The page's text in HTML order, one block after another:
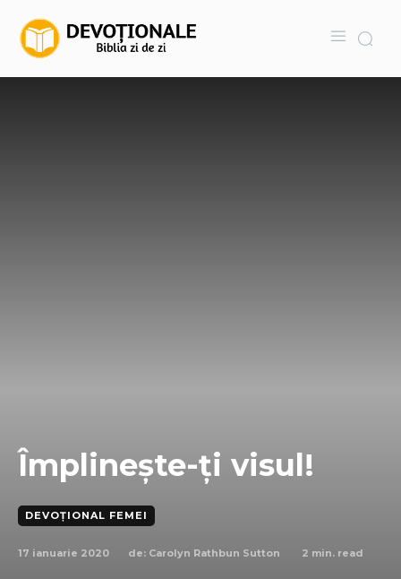
Împlinește-ți visul!
DEVOȚIONAL FEMEI
17 ianuarie 2020 de: Carolyn Rathbun Sutton 2 min. read